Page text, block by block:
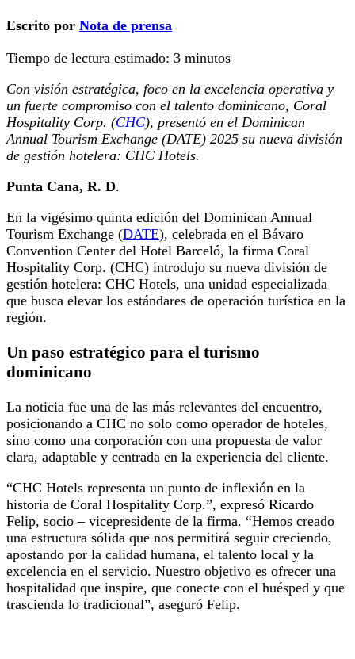
Escrito por Nota de prensa
Tiempo de lectura estimado: 3 minutos
Con visión estratégica, foco en la excelencia operativa y
un fuerte compromiso con el talento dominicano, Coral
Hospitality Corp. (CHC), presentó en el Dominican
Annual Tourism Exchange (DATE) 2025 su nueva división
de gestión hotelera: CHC Hotels.
Punta Cana, R. D.
En la vigésimo quinta edición del Dominican Annual
Tourism Exchange (DATE), celebrada en el Bávaro
Convention Center del Hotel Barceló, la firma Coral
Hospitality Corp. (CHC) introdujo su nueva división de
gestión hotelera: CHC Hotels, una unidad especializada
que busca elevar los estándares de operación turística en la
región.
Un paso estratégico para el turismo
dominicano
La noticia fue una de las más relevantes del encuentro,
posicionando a CHC no solo como operador de hoteles,
sino como una corporación con una propuesta de valor
clara, adaptable y centrada en la experiencia del cliente.
“CHC Hotels representa un punto de inflexión en la
historia de Coral Hospitality Corp.”, expresó Ricardo
Felip, socio – vicepresidente de la firma. “Hemos creado
una estructura sólida que nos permitirá seguir creciendo,
apostando por la calidad humana, el talento local y la
excelencia en el servicio. Nuestro objetivo es ofrecer una
hospitalidad que inspire, que conecte con el huésped y que
trascienda lo tradicional”, aseguró Felip.